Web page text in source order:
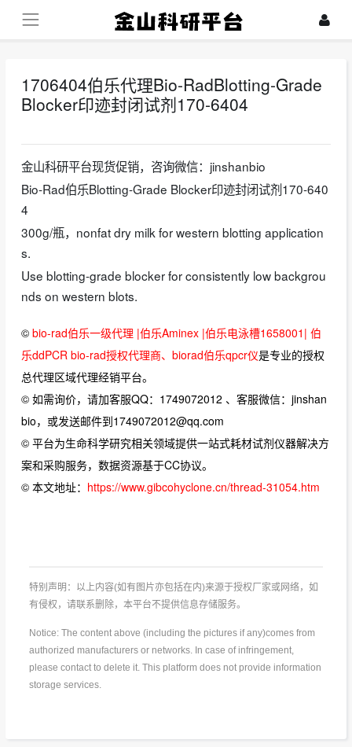
1706404伯乐代理Bio-RadBlotting-Grade
Blocker印迹封闭试剂170-6404
金山科研平台现货促销，咨询微信：jinshanbio
Bio-Rad伯乐Blotting-Grade Blocker印迹封闭试剂170-640
4
300g/瓶，nonfat dry milk for western blotting application
s.
Use blotting-grade blocker for consistently low backgrou
nds on western blots.
© bio-rad伯乐一级代理 |伯乐Aminex |伯乐电泳槽1658001| 伯
乐ddPCR bio-rad授权代理商、biorad伯乐qpcr仪是专业的授权
总代理区域代理经销平台。
© 如需询价，请加客服QQ：1749072012 、客服微信：jinshan
bio，或发送邮件到1749072012@qq.com
© 平台为生命科学研究相关领域提供一站式耗材试剂仪器解决方
案和采购服务，数据资源基于CC协议。
© 本文地址： https://www.gibcohyclone.cn/thread-31054.htm
特别声明：以上内容(如有图片亦包括在内)来源于授权厂家或网络，如
有侵权，请联系删除，本平台不提供信息存储服务。
Notice: The content above (including the pictures if any)comes from
authorized manufacturers or networks. In case of infringement,
please contact to delete it. This platform does not provide information
storage services.